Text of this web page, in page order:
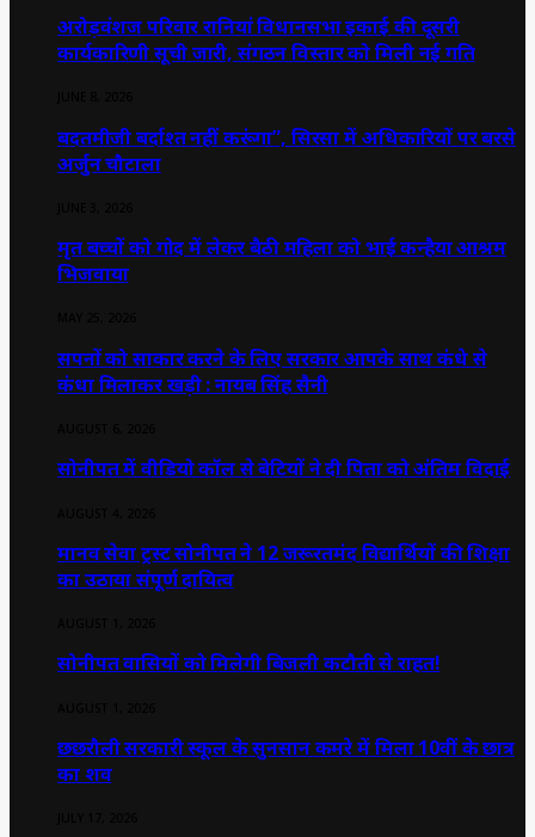
अरोड़वंशज परिवार रानियां विधानसभा इकाई की दूसरी
कार्यकारिणी सूची जारी, संगठन विस्तार को मिली नई गति
बदतमीजी बर्दाश्त नहीं करूंगा”, सिरसा में अधिकारियों पर बरसे
अर्जुन चौटाला
मृत बच्चों को गोद में लेकर बैठी महिला को भाई कन्हैया आश्रम
भिजवाया
सपनों को साकार करने के लिए सरकार आपके साथ कंधे से
कंधा मिलाकर खड़ी : नायब सिंह सैनी
सोनीपत में वीडियो कॉल से बेटियों ने दी पिता को अंतिम विदाई
मानव सेवा ट्रस्ट सोनीपत ने 12 जरूरतमंद विद्यार्थियों की शिक्षा
का उठाया संपूर्ण दायित्व
सोनीपत वासियों को मिलेगी बिजली कटौती से राहत!
छछरौली सरकारी स्कूल के सुनसान कमरे में मिला 10वीं के छात्र
का शव